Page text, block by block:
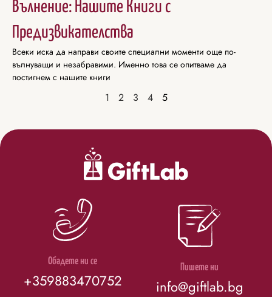
Вълнение: Нашите Книги с
Предизвикателства
Всеки иска да направи своите специални моменти още по-
вълнуващи и незабравими. Именно това се опитваме да
постигнем с нашите книги
1 2 3 4 5
Обадете ни се
+359883470752
Пишете ни
info@giftlab.bg